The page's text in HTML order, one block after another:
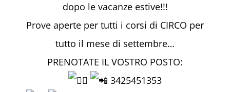
dopo le vacanze estive!!!
Prove aperte per tutti i corsi di CIRCO per
tutto il mese di settembre…
PRENOTATE IL VOSTRO POSTO:
3425451353